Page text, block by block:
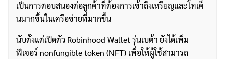
เป็นการตอบสนองต่อลูกค้าที่ต้องการเข้าถึงเหรียญและโทเค็
นมากขึ้นในเครือข่ายที่มากขึ้น
นับตั้งแต่เปิดตัว Robinhood Wallet รุ่นเบต้า ยังได้เพิ่ม
ฟีเจอร์ nonfungible token (NFT) เพื่อให้ผู้ใช้สามารถ